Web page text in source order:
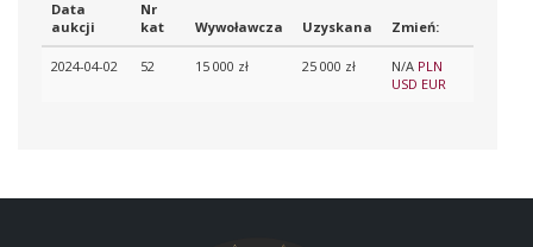
Data
aukcji
Nr
kat
Wywoławcza Uzyskana Zmień:
2024-04-02 52 15 000 zł 25 000 zł N/A PLN
USD EUR